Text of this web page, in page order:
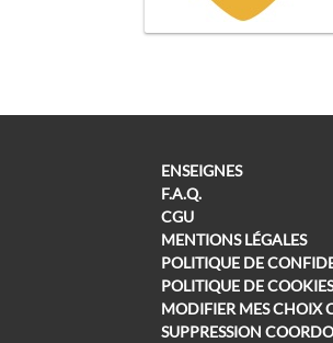
ENSEIGNES
F.A.Q.
CGU
MENTIONS LÉGALES
POLITIQUE DE
POLITIQUE DE COOKIES
MODIFIER MES CHOIX
SUPPRESSION